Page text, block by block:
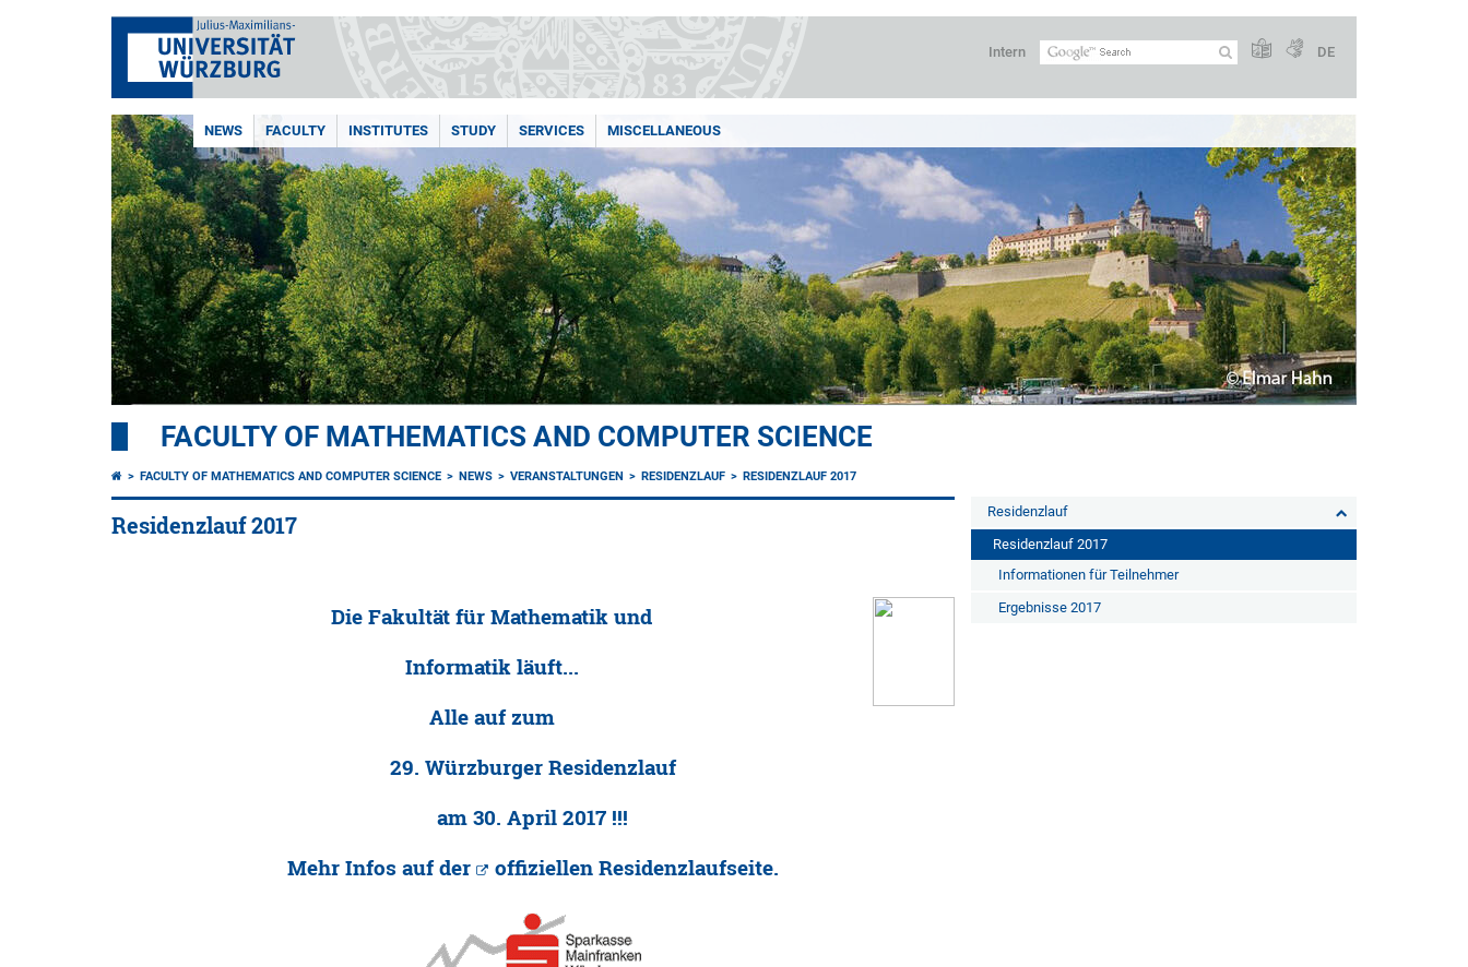
Intern DE
NEWS FACULTY INSTITUTES STUDY SERVICES MISCELLANEOUS
FACULTY OF MATHEMATICS AND COMPUTER SCIENCE
FACULTY OF MATHEMATICS AND COMPUTER SCIENCE NEWS VERANSTALTUNGEN RESIDENZLAUF RESIDENZLAUF 2017
Residenzlauf 2017
Die Fakultät für Mathematik und
Informatik läuft...
Alle auf zum
29. Würzburger Residenzlauf
am 30. April 2017 !!!
Mehr Infos auf der
offiziellen Residenzlaufseite.
Residenzlauf
Residenzlauf 2017
Informationen für Teilnehmer
Ergebnisse 2017